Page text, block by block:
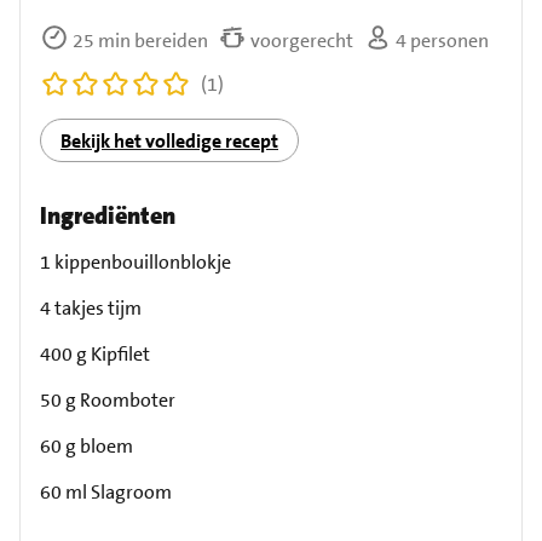
25 min bereiden voorgerecht
4 personen
(1)
Bekijk het volledige recept
Ingrediënten
1 kippenbouillonblokje
4 takjes tijm
400 g Kipfilet
50 g Roomboter
60 g bloem
60 ml Slagroom